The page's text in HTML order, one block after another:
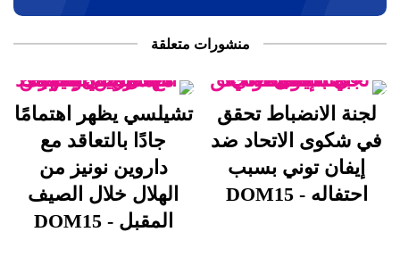
منشورات متعلقة
لجنة الانضباط تحقق
في شكوى الاتحاد ضد
إيفان توني بسبب
احتفاله - DOM15
تشيلسي يظهر اهتمامًا
جادًا بالتعاقد مع
داروين نونيز من
الهلال خلال الصيف
المقبل - DOM15